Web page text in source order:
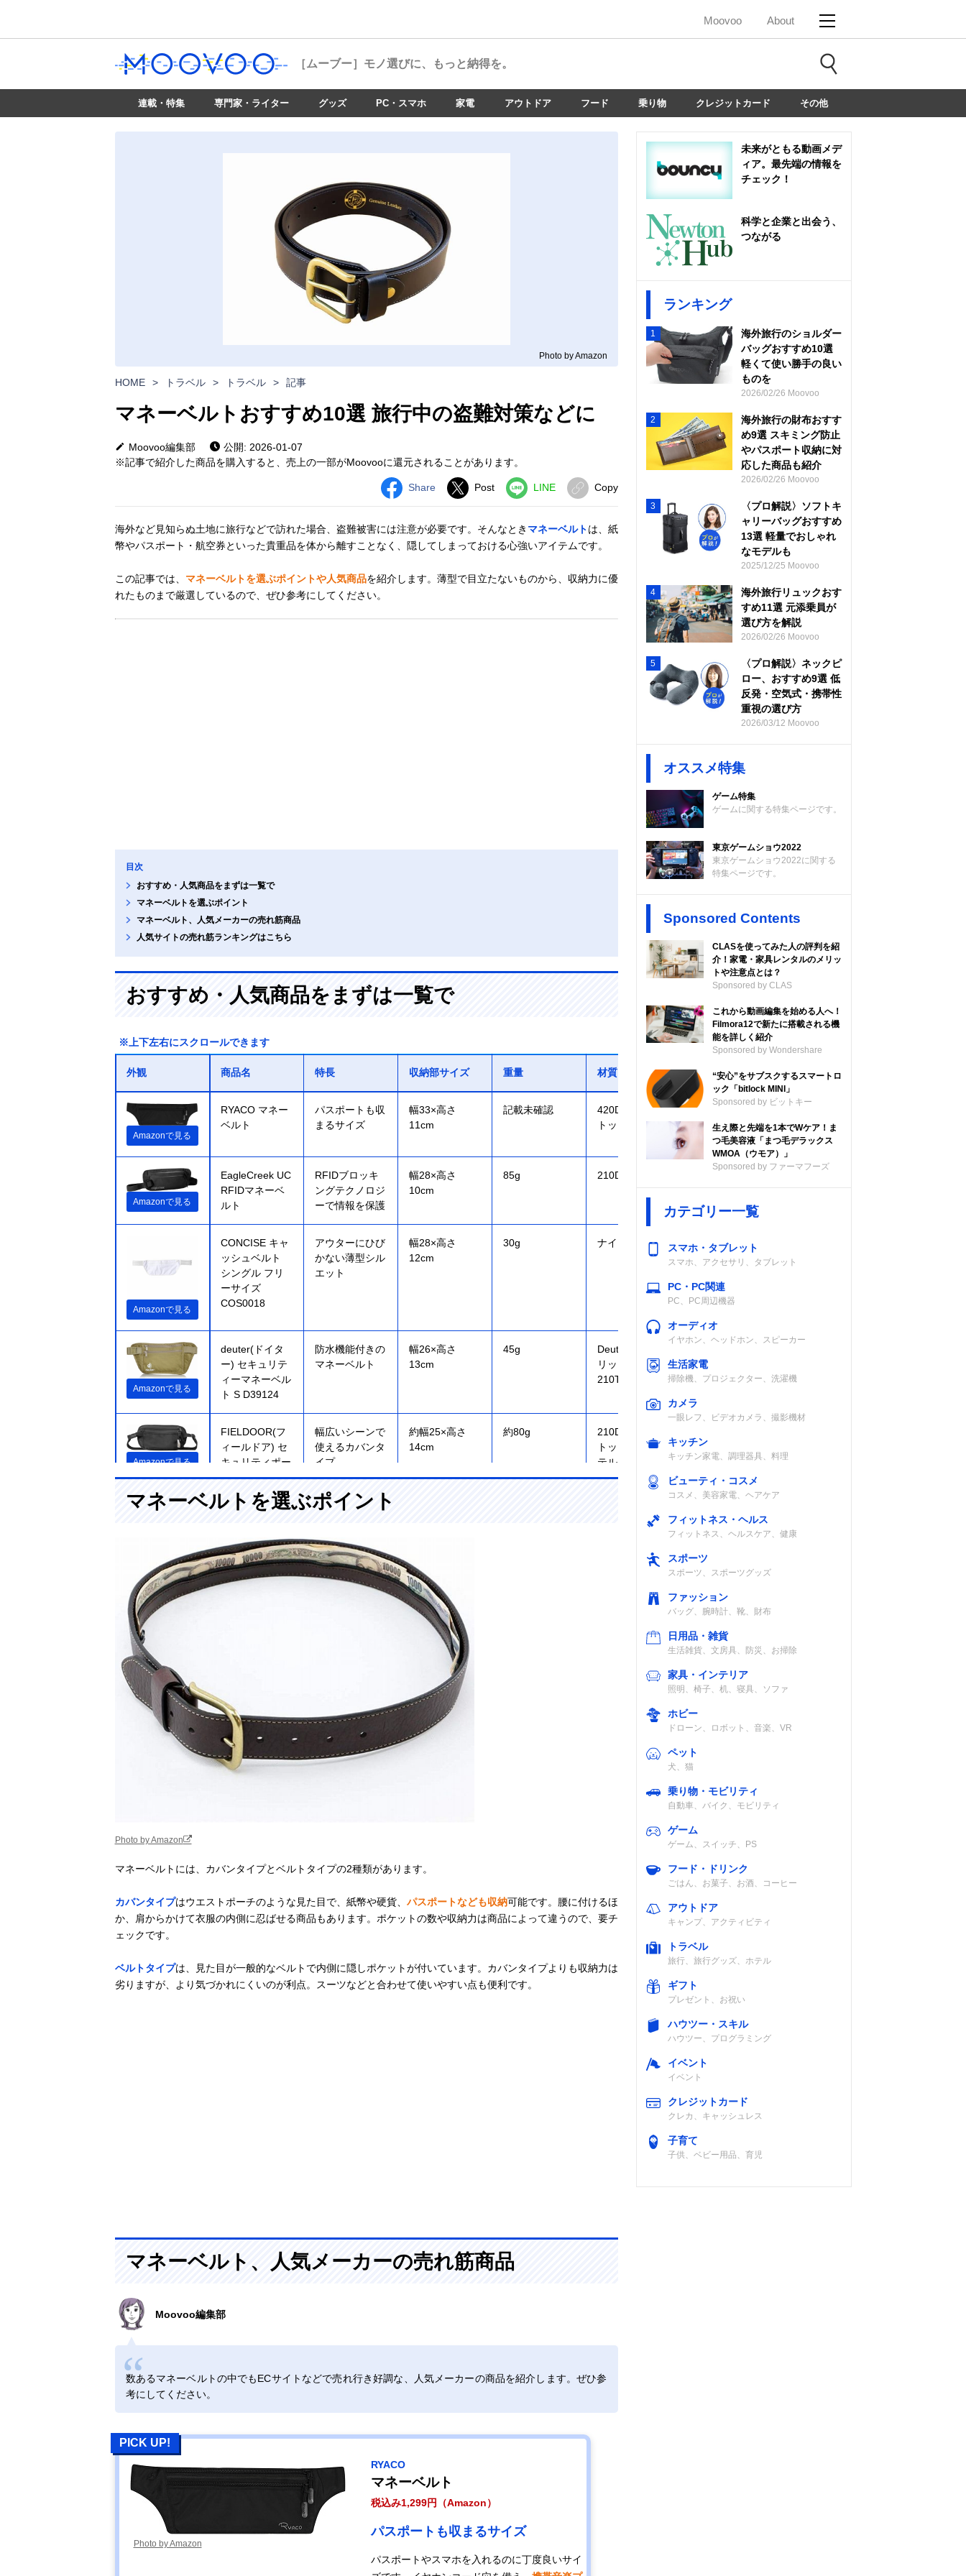
Moovoo About
［ムーブー］ モノ選びに、もっと納得を。
連載・特集 専門家・ライター グッズ PC・スマホ 家電 アウトドア フード 乗り物 クレジットカード その他
Photo by Amazon
HOME > トラベル > トラベル > 記事
マネーベルトおすすめ10選 旅行中の盗難対策などに
Moovoo編集部
公開: 2026-01-07
※記事で紹介した商品を購入すると、売上の一部がMoovooに還元されることがあります。
Share Post LINE Copy
海外など見知らぬ土地に旅行などで訪れた場合、盗難被害には注意が必要です。そんなとき マネーベルトは、紙
幣やパスポート・航空券といった貴重品を体から離すことなく、隠してしまっておける心強いアイテムです。
この記事では、 マネーベルトを選ぶポイントや人気商品を紹介します。薄型で目立たないものから、収納力に優
れたものまで厳選しているので、ぜひ参考にしてください。
目次
おすすめ・人気商品をまずは一覧で
マネーベルトを選ぶポイント
マネーベルト、人気メーカーの売れ筋商品
人気サイトの売れ筋ランキングはこちら
おすすめ・人気商品をまずは一覧で
※上下左右にスクロールできます
外観 商品名 特長 収納部サイズ 重量 材質 ポケット 開閉
Amazonで見る
RYACO マネー
ベルト
パスポートも収
まるサイズ
幅33×高さ
11cm
記載未確認
420Dリップス
トップナイロン
外側2 ファスナー式
Amazonで見る
EagleCreek UC
RFIDマネーベ
ルト
RFIDブロッキ
ングテクノロジ
ーで情報を保護
幅28×高さ
10cm
85g 210Dナイロン
Amazonで見る
CONCISE キャ
ッシュベルト
シングル フリ
ーサイズ
COS0018
アウターにひび
かない薄型シル
エット
幅28×高さ
12cm
30g ナイロン、綿 なし
Amazonで見る
deuter(ドイタ
ー) セキュリテ
ィーマネーベル
ト S D39124
防水機能付きの
マネーベルト
幅26×高さ
13cm
45g
Deuterマイクロ
リップライト
210T
Amazonで見る
FIELDOOR(フ
ィールドア) セ
キュリティポー
チ
幅広いシーンで
使えるカバンタ
イプ
約幅25×高さ
14cm
約80g
210D リップス
トップポリエス
テル
pacsafe(パック
シュセーフ 盗
難防止 トラベ
ルウォレットベ
ルト 10110100
幅70cmの収納
たシンプルなベ
ルト
PPウェビング なし
Amazonで見る
幅24.5×高さ
13.5×厚さ
Amazonで見る
Thomas Bates
Designs ハイカ
ーマネーベルト
旅行先のアウト
ドアでの着用も
OK
約長さ56cm
ナイロン混紡、
ポリカーボネー
なし
JTB商事(JTB
ゴーウェル
ング防止スリム
ガード GW-
スキミング防止
をアップ
約幅30×高さ
1
マネーベルトを選ぶポイント
Photo by Amazon
マネーベルトには、カバンタイプとベルトタイプの2種類があります。
カバンタイプはウエストポーチのような見た目で、紙幣や硬貨、 パスポートなども収納可能です。腰に付けるほ
か、肩からかけて衣服の内側に忍ばせる商品もあります。ポケットの数や収納力は商品によって違うので、要チ
ェックです。
ベルトタイプは、見た目が一般的なベルトで内側に隠しポケットが付いています。カバンタイプよりも収納力は
劣りますが、より気づかれにくいのが利点。スーツなどと合わせて使いやすい点も便利です。
マネーベルト、人気メーカーの売れ筋商品
Moovoo編集部
数あるマネーベルトの中でもECサイトなどで売れ行き好調な、人気メーカーの商品を紹介します。ぜひ参
考にしてください。
PICK UP!
Photo by Amazon
RYACO
マネーベルト
税込み1,299円（Amazon）
パスポートも収まるサイズ
パスポートやスマホを入れるのに丁度良いサイ
未来がともる動画メデ
ィア。最先端の情報を
チェック！
科学と企業と出会う、
つながる
ランキング
1
海外旅行のショルダー
バッグおすすめ10選
軽くて使い勝手の良い
ものを
2026/02/26 Moovoo
2
海外旅行の財布おすす
め9選 スキミング防止
やパスポート収納に対
応した商品も紹介
2026/02/26 Moovoo
3
〈プロ解説〉ソフトキ
ャリーバッグおすすめ
13選 軽量でおしゃれ
なモデルも
2025/12/25 Moovoo
4
海外旅行リュックおす
すめ11選 元添乗員が
選び方を解説
2026/02/26 Moovoo
5
〈プロ解説〉ネックピ
ロー、おすすめ9選 低
反発・空気式・携帯性
重視の選び方
2026/03/12 Moovoo
オススメ特集
ゲーム特集
ゲームに関する特集ページです。
東京ゲームショウ2022
東京ゲームショウ2022に関する
特集ページです。
Sponsored Contents
CLASを使ってみた人の評判を紹
介！家電・家具レンタルのメリッ
トや注意点とは？
Sponsored by CLAS
これから動画編集を始める人へ！
Filmora12で新たに搭載される機
能を詳しく紹介
Sponsored by Wondershare
“安心”をサブスクするスマートロ
ック「bitlock MINI」
Sponsored by ビットキー
生え際と先端を1本でWケア！ま
つ毛美容液「まつ毛デラックス
WMOA（ウモア）」
Sponsored by ファーマフーズ
カテゴリー一覧
スマホ・タブレット
スマホ、アクセサリ、タブレット
PC・PC関連
PC、PC周辺機器
オーディオ
イヤホン、ヘッドホン、スピーカー
生活家電
掃除機、プロジェクター、洗濯機
カメラ
一眼レフ、ビデオカメラ、撮影機材
キッチン
キッチン家電、調理器具、料理
ビューティ・コスメ
コスメ、美容家電、ヘアケア
フィットネス・ヘルス
フィットネス、ヘルスケア、健康
スポーツ
スポーツ、スポーツグッズ
ファッション
バッグ、腕時計、靴、財布
日用品・雑貨
生活雑貨、文房具、防災、お掃除
家具・インテリア
照明、椅子、机、寝具、ソファ
ホビー
ドローン、ロボット、音楽、VR
ペット
犬、猫
乗り物・モビリティ
自動車、バイク、モビリティ
ゲーム
ゲーム、スイッチ、PS
フード・ドリンク
ごはん、お菓子、お酒、コーヒー
アウトドア
キャンプ、アクティビティ
トラベル
旅行、旅行グッズ、ホテル
ギフト
プレゼント、お祝い
ハウツー・スキル
ハウツー、プログラミング
イベント
イベント
クレジットカード
クレカ、キャッシュレス
子育て
子供、ベビー用品、育児